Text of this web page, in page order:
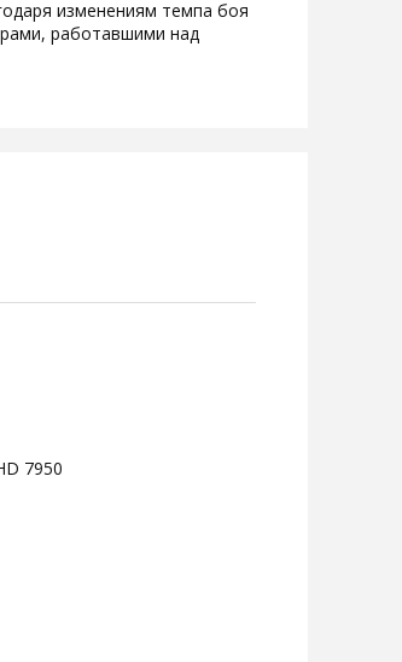
изменениям темпа боя
работавшими над
7950